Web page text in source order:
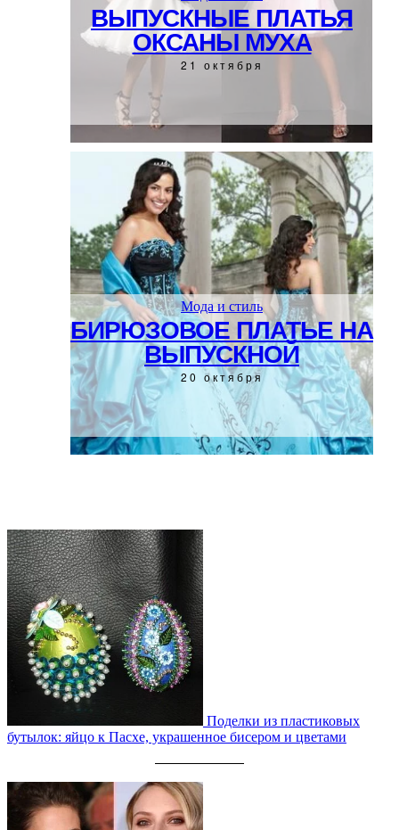
ВЫПУСКНЫЕ ПЛАТЬЯ
ОКСАНЫ МУХА
21 октября
Мода и стиль
БИРЮЗОВОЕ ПЛАТЬЕ НА
ВЫПУСКНОЙ
20 октября
Поделки из пластиковых
бутылок: яйцо к Пасхе, украшенное бисером и цветами